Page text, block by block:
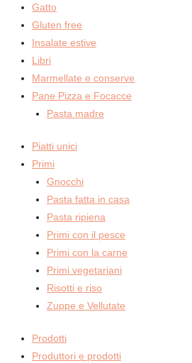
Gatto
Gluten free
Insalate estive
Libri
Marmellate e conserve
Pane Pizza e Focacce
Pasta madre
Piatti unici
Primi
Gnocchi
Pasta fatta in casa
Pasta ripiena
Primi con il pesce
Primi con la carne
Primi vegetariani
Risotti e riso
Zuppe e Vellutate
Prodotti
Produttori e prodotti